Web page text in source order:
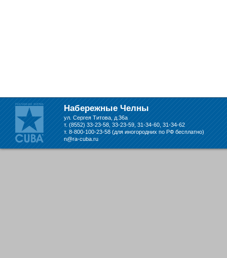
Набережные Челны
ул. Сергея Титова, д.36а
т. (8552) 33-23-58, 33-23-59, 31-34-60, 31-34-62
т. 8-800-100-23-58 (для иногородних по РФ бесплатно)
n@ra-cuba.ru